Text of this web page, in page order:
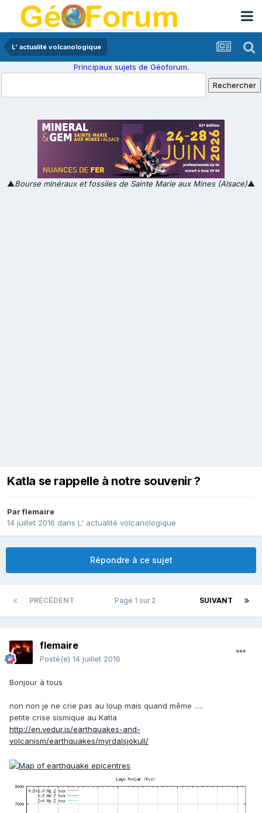
L' actualité volcanologique
Principaux sujets de Géoforum.
▲Bourse minéraux et fossiles de Sainte Marie aux Mines (Alsace)▲
Katla se rappelle à notre souvenir ?
Parflemaire
14 juillet 2016 dans L' actualité volcanologique
Répondre à ce sujet
PRÉCÉDENT SUIVANT
Page 1 sur 2
flemaire
Posté(e) 14 juillet 2016
Bonjour à tous
non non je ne crie pas au loup mais quand même .....
petite crise sismique au Katla
http://en.vedur.is/earthquakes-and-
volcanism/earthquakes/myrdalsjokull/